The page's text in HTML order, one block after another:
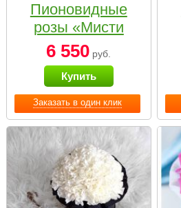
Заказать в один клик
Пионовидные
розы «Мисти
бабблс» в белой
коробке Small
6 550 руб.
Купить